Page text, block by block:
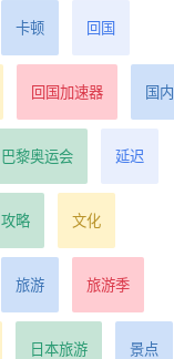
卡顿 回国
回国加速器 国内
巴黎奥运会 延迟
攻略 文化
旅游 旅游季
日本旅游 景点